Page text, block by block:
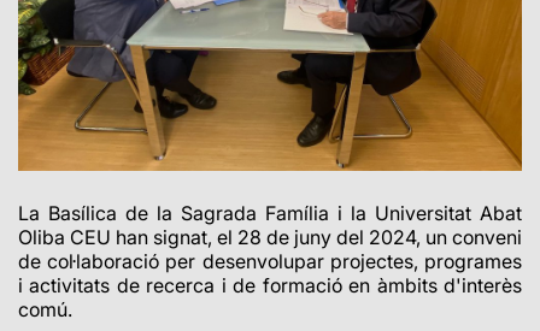
La Basílica de la Sagrada Família i la Universitat Abat
Oliba CEU han signat, el 28 de juny del 2024, un conveni
de col·laboració per desenvolupar projectes, programes
i activitats de recerca i de formació en àmbits d'interès
comú.